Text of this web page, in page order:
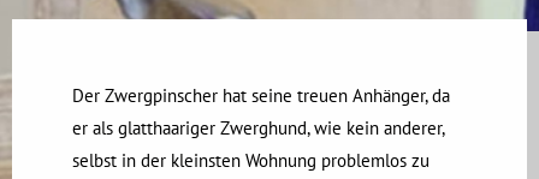
Der Zwergpinscher hat seine treuen Anhänger, da
er als glatthaariger Zwerghund, wie kein anderer,
selbst in der kleinsten Wohnung problemlos zu